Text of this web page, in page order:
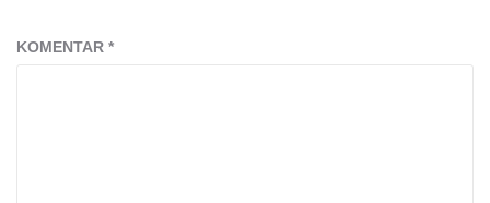
KOMENTAR *